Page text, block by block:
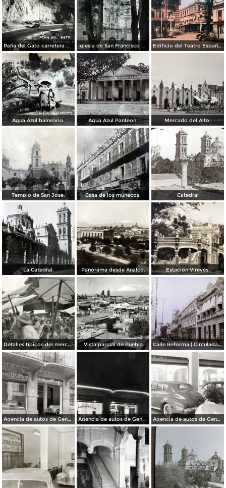
Peña del Gato carretera Mexico-Puebla Iglesia de San Francisco por el Fotógrafo Hugo Brehme. Edificio del Teatro Español.
Agua Azul balneario. Agua Azul Panteon. Mercado del Alto.
Templo de San Jose. Casa de los munecos. Catedral
La Catedral. Panorama desde Analco. Estacion Vireyes.
Detalles típicos del mercado Vista parcial de Puebla Calle Reforma ( Circulada el 15 de Marzo de 1933 ).
Agencia de autos de General Motors Agencia de autos de General Motors Agencia de autos de General Motors